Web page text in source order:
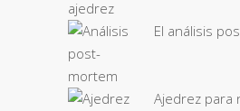
El análisis
Ajedrez para